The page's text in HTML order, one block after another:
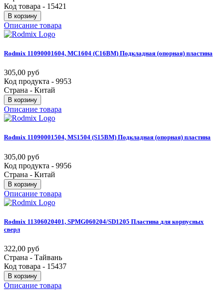
Код товара - 15421
В корзину
Описание товара
Rodmix 11090001604, MC1604 (C16BM) Подкладная (опорная) пластина
305,00 руб
Код продукта - 9953
Страна - Китай
В корзину
Описание товара
Rodmix 11090001504, MS1504 (S15BM) Подкладная (опорная) пластина
305,00 руб
Код продукта - 9956
Страна - Китай
В корзину
Описание товара
Rodmix 11306020401, SPMG060204/SD1205 Пластина для корпусных
сверл
322,00 руб
Страна - Тайвань
Код товара - 15437
В корзину
Описание товара